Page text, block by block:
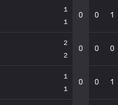
1
1
0 0 1
2
2
0 0 0
1
1
0 0 1